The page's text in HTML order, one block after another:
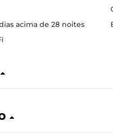
acima de 28 noites